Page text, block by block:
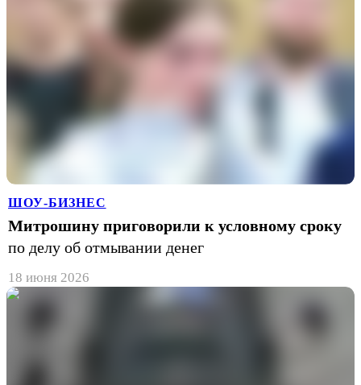
ШОУ-БИЗНЕС
Митрошину приговорили к условному сроку
по делу об отмывании денег
18 июня 2026